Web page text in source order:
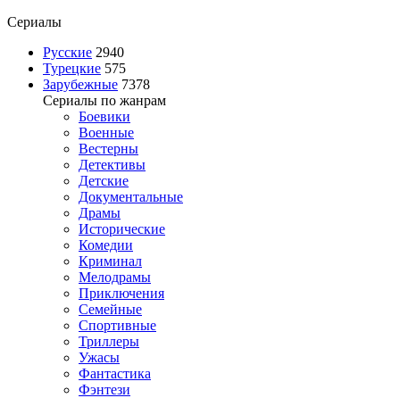
Сериалы
Русские 2940
Турецкие 575
Зарубежные 7378
Сериалы по жанрам
Боевики
Военные
Вестерны
Детективы
Детские
Документальные
Драмы
Исторические
Комедии
Криминал
Мелодрамы
Приключения
Семейные
Спортивные
Триллеры
Ужасы
Фантастика
Фэнтези